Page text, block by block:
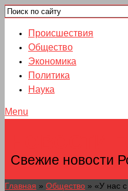
Происшествия
Общество
Экономика
Политика
Наука
Menu
Свежие новости
Главная » Общество » «У нас